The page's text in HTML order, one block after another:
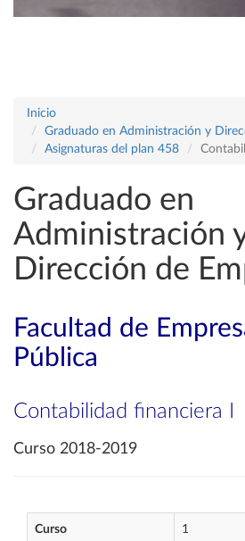
Inicio
Graduado en Administración y
Asignaturas del plan 458
Graduado en
Administración
Dirección de
Facultad de
Pública
Contabilidad financiera I
Curso 2018-2019
Curso 1